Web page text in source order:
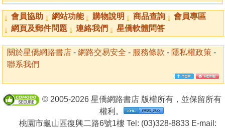
會員協助 網站功能 購物說明 商品查詢
會員專區
網頁及郵件問題
連絡我們 星僑軟體問答
關於星僑網路書店 - 網路交易安全 - 服務條款 - 隱私權政策 -
聯系我們
© 2005-2026 星僑網路書店 版權所有，並保留所有
權利。
桃園市龜山區復興二路6號1樓 Tel: (03)328-8833 E-mail: